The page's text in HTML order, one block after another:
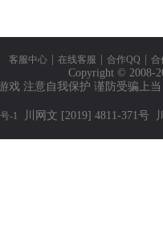
客服中心 在线客服 合作QQ 合
Copyright © 2008-
戏 注意自我保护 谨防受骗上
-1 川网文 [2019] 4811-371号